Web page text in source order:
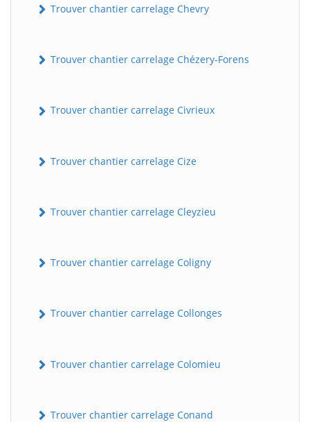
Trouver chantier carrelage Chevry
Trouver chantier carrelage Chézery-Forens
Trouver chantier carrelage Civrieux
Trouver chantier carrelage Cize
Trouver chantier carrelage Cleyzieu
Trouver chantier carrelage Coligny
Trouver chantier carrelage Collonges
Trouver chantier carrelage Colomieu
Trouver chantier carrelage Conand